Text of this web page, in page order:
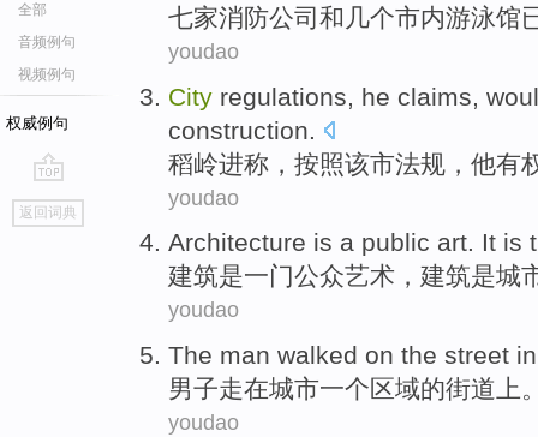
全部
音频例句
视频例句
权威例句
go
top
返回词典
七家消防公司 和 几个市内游泳馆
youdao
City regulations , he claims ,
construction.
稻岭进称 ，按照该市法规， 他有
youdao
Architecture is a public art. It is
建筑是一门公众艺术 ，建筑是城
youdao
The man walked on the street
男子走在城市一个区域的街道上
youdao